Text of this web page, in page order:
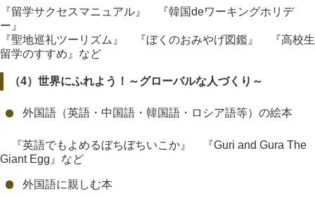
『留学サクセスマニュアル』 『韓国deワーキングホリデ
ー』
『聖地巡礼ツーリズム』 『ぼくのおみやげ図鑑』 『高校生
留学のすすめ』など
（4） 世界にふれよう！～グローバルな人づくり～
外国語（英語・中国語・韓国語・ロシア語等）の絵本
『英語でもよめるぼちぼちいこか』 『Guri and Gura The
Giant Egg』など
外国語に親しむ本